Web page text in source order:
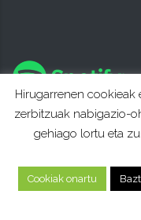
Hirugarrenen
zerbitzuak nabigazio-
gehiago lortu eta
Cookiak onartu